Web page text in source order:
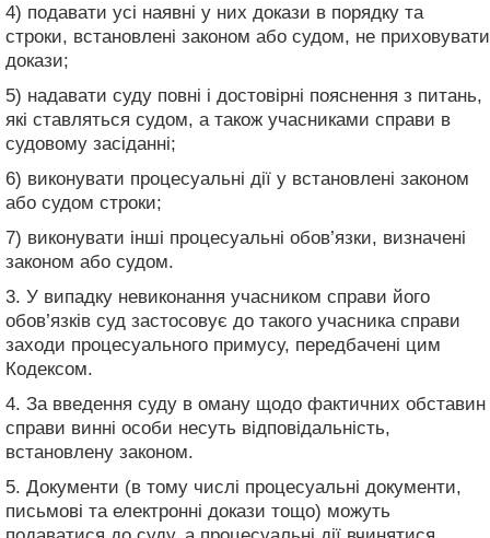
4) подавати усі наявні у них докази в порядку та
строки, встановлені законом або судом, не приховувати
докази;
5) надавати суду повні і достовірні пояснення з питань,
які ставляться судом, а також учасниками справи в
судовому засіданні;
6) виконувати процесуальні дії у встановлені законом
або судом строки;
7) виконувати інші процесуальні обов’язки, визначені
законом або судом.
3. У випадку невиконання учасником справи його
обов’язків суд застосовує до такого учасника справи
заходи процесуального примусу, передбачені цим
Кодексом.
4. За введення суду в оману щодо фактичних обставин
справи винні особи несуть відповідальність,
встановлену законом.
5. Документи (в тому числі процесуальні документи,
письмові та електронні докази тощо) можуть